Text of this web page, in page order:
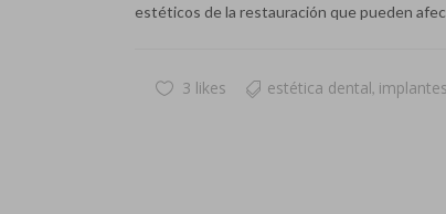
estéticos de la restauración que pueden
3 likes estética dental,